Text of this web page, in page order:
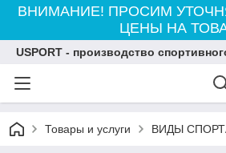
ВНИМАНИЕ! ПРОСИМ
ЦЕНЫ НА
USPORT - производство
Товары и услуги ВИДЫ